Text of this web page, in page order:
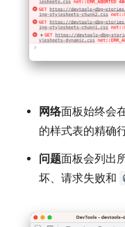
网络面板始终会
的样式表的精确
问题面板会列出
坏、请求失败和